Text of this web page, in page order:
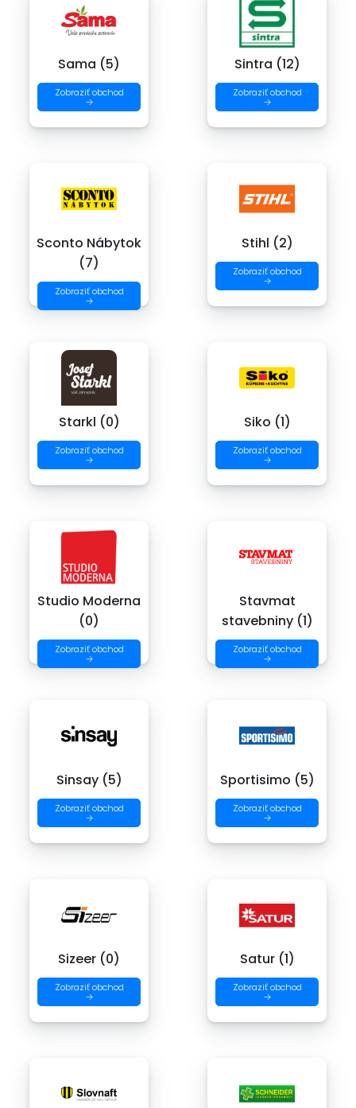
Sama (5)
Zobraziť obchod
→
Sintra (12)
Zobraziť obchod
→
Sconto Nábytok
(7)
Zobraziť obchod
→
Stihl (2)
Zobraziť obchod
→
Starkl (0)
Zobraziť obchod
→
Siko (1)
Zobraziť obchod
→
Studio Moderna
(0)
Zobraziť obchod
→
Stavmat
stavebniny (1)
Zobraziť obchod
→
Sinsay (5)
Zobraziť obchod
→
Sportisimo (5)
Zobraziť obchod
→
Sizeer (0)
Zobraziť obchod
→
Satur (1)
Zobraziť obchod
→